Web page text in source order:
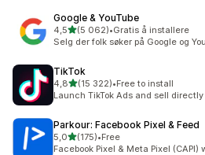
Google & YouTube
4,5av 5 stjerner
(5 062)
Totalt 5062 omtaler
•Gratis å installere
Selg der folk søker på Google og
TikTok
4,8av 5 stjerner
(15 322)
Totalt 15322 omtaler
•Free to install
Launch TikTok Ads and sell directly
Parkour: Facebook Pixel & Feed
5,0av 5 stjerner
(175)
Totalt 175 omtaler
•Free
Facebook Pixel & Meta Pixel (CAPI)